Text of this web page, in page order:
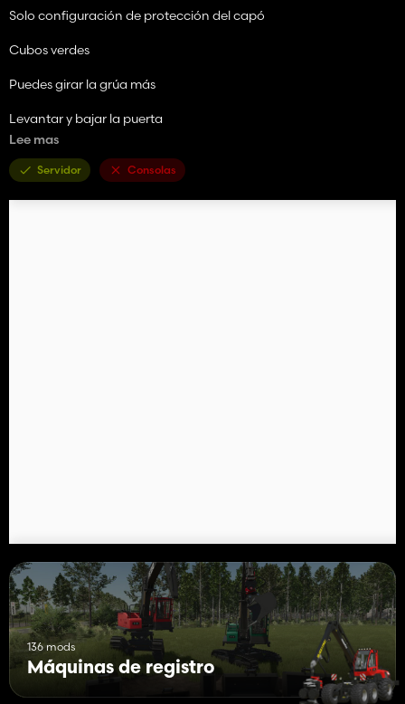
Solo configuración de protección del capó
Cubos verdes
Puedes girar la grúa más
Levantar y bajar la puerta
Lee mas
Servidor Consolas
136 mods
Máquinas de registro